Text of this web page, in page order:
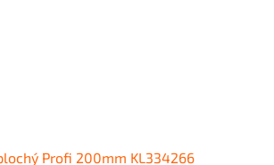
Profi 200mm KL334266